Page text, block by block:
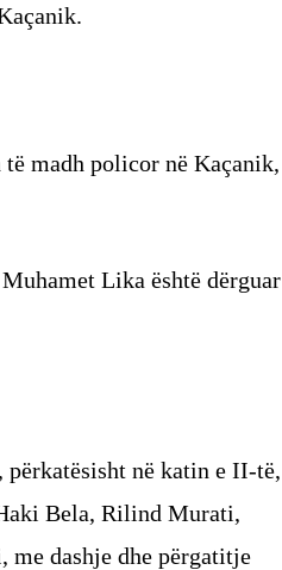
madh policor në Kaçanik,
Lika është dërguar
përkatësisht në katin e II-të,
Bela, Rilind Murati,
me dashje dhe përgatitje